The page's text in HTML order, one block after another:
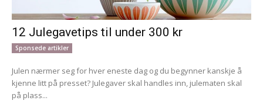
12 Julegavetips til under 300 kr
Sponsede artikler
Julen nærmer seg for hver eneste dag og du begynner kanskje å
kjenne litt på presset? Julegaver skal handles inn, julematen skal
på plass...